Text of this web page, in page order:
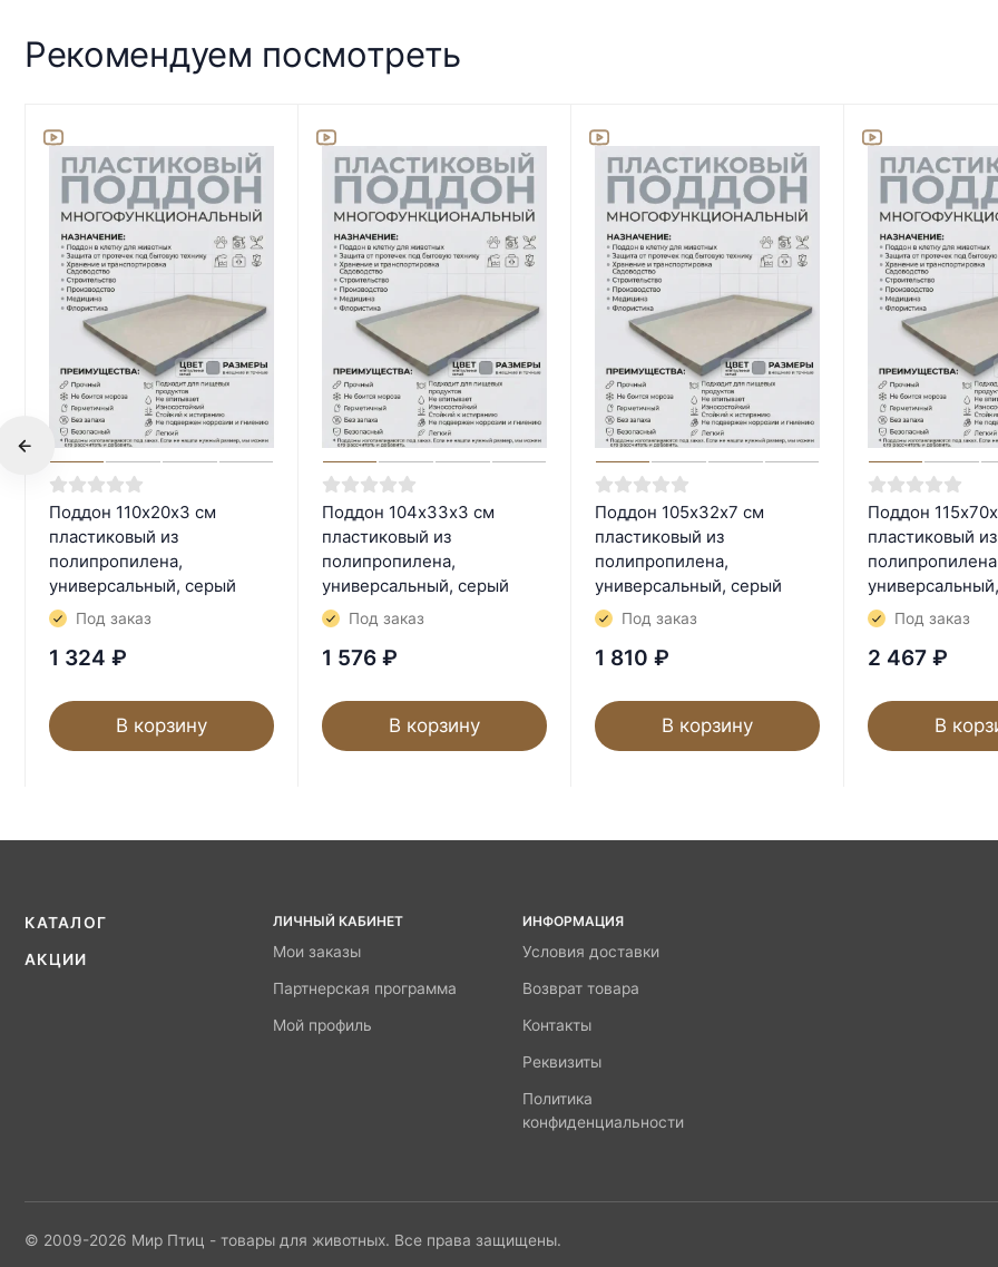
Рекомендуем посмотреть
Поддон 110х20х3 см
пластиковый из
полипропилена,
универсальный, серый
Под заказ
1 324 ₽
В корзину
Поддон 104х33х3 см
пластиковый из
полипропилена,
универсальный, серый
Под заказ
1 576 ₽
В корзину
Поддон 105х32х7 см
пластиковый из
полипропилена,
универсальный, серый
Под заказ
1 810 ₽
В корзину
Поддон
пластиковый из
Под заказ
2 467 ₽
В
КАТАЛОГ
АКЦИИ
ЛИЧНЫЙ КАБИНЕТ
Мои заказы
Партнерская программа
Мой профиль
ИНФОРМАЦИЯ
Условия доставки
Возврат товара
Контакты
Реквизиты
Политика
конфиденциальности
© 2009-2026 Мир Птиц - товары для животных. Все права защищены.